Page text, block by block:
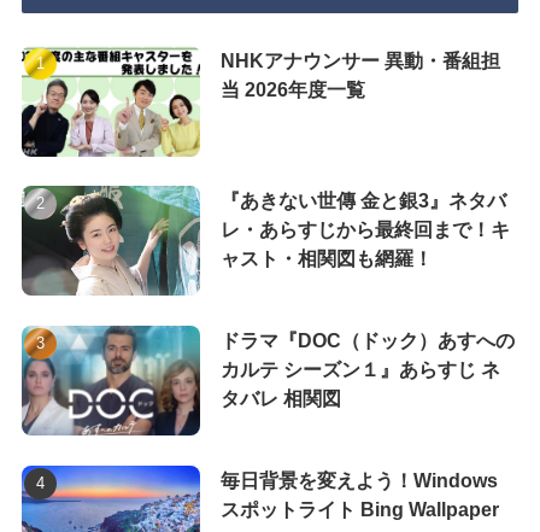
NHKアナウンサー 異動・番組担
当 2026年度一覧
『あきない世傳 金と銀3』ネタバ
レ・あらすじから最終回まで！キ
ャスト・相関図も網羅！
ドラマ『DOC（ドック）あすへの
カルテ シーズン１』あらすじ ネ
タバレ 相関図
毎日背景を変えよう！Windows
スポットライト Bing Wallpaper